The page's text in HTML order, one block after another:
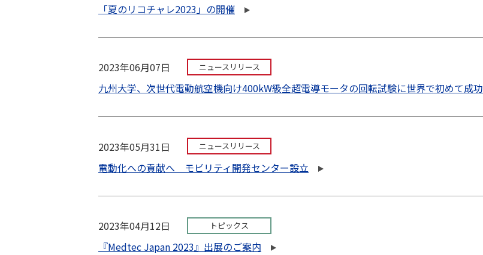
「夏のリコチャレ2023」の開催
2023年06月07日 ニュースリリース
九州大学、次世代電動航空機向け400kW級全超電導モータの回転試験に世界で初めて成功
2023年05月31日 ニュースリリース
電動化への貢献へ モビリティ開発センター設立
2023年04月12日 トピックス
『Medtec Japan 2023』出展のご案内